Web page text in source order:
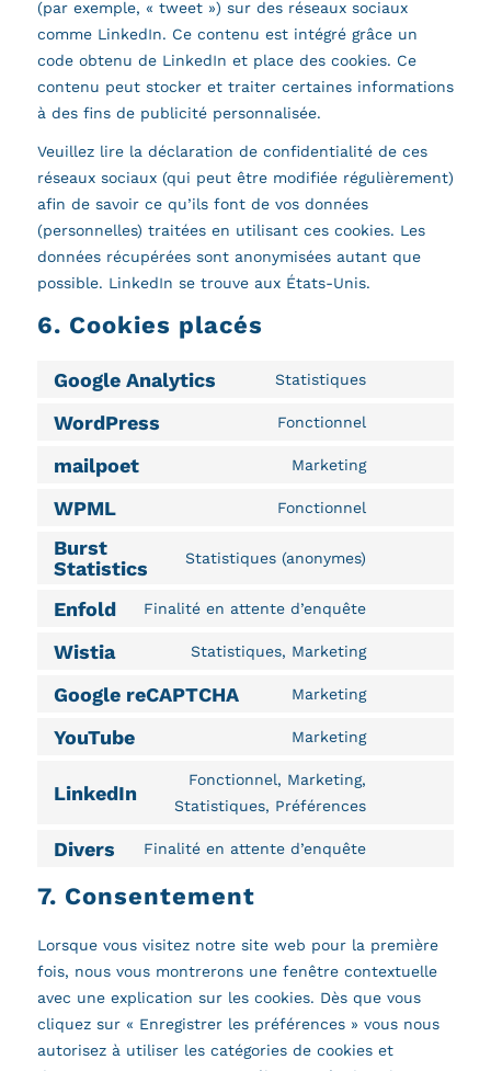
(par exemple, « tweet ») sur des réseaux sociaux
comme LinkedIn. Ce contenu est intégré grâce un
code obtenu de LinkedIn et place des cookies. Ce
contenu peut stocker et traiter certaines informations
à des fins de publicité personnalisée.
Veuillez lire la déclaration de confidentialité de ces
réseaux sociaux (qui peut être modifiée régulièrement)
afin de savoir ce qu’ils font de vos données
(personnelles) traitées en utilisant ces cookies. Les
données récupérées sont anonymisées autant que
possible. LinkedIn se trouve aux États-Unis.
6. Cookies placés
Google Analytics Statistiques
WordPress Fonctionnel
mailpoet Marketing
WPML Fonctionnel
Burst
Statistics
Statistiques (anonymes)
Enfold Finalité en attente d’enquête
Wistia Statistiques, Marketing
Google reCAPTCHA Marketing
YouTube Marketing
LinkedIn
Fonctionnel, Marketing,
Statistiques, Préférences
Divers Finalité en attente d’enquête
divers
7. Consentement
Lorsque vous visitez notre site web pour la première
fois, nous vous montrerons une fenêtre contextuelle
avec une explication sur les cookies. Dès que vous
cliquez sur « Enregistrer les préférences » vous nous
autorisez à utiliser les catégories de cookies et